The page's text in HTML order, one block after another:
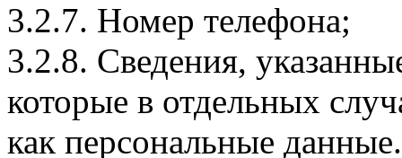
3.2.7. Номер телефона;
3.2.8. Сведения,
которые в отдельных
как персональные данные.